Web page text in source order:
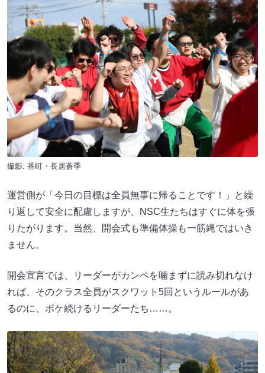
撮影: 番町・長居蒼季
運営側が「今日の目標は全員無事に帰ることです！」と繰
り返して安全に配慮しますが、NSC生たちはすぐに体を張
りたがります。当然、開会式も準備体操も一筋縄ではいき
ません。
開会宣言では、リーダーがカンペを噛まずに読み切れなけ
れば、そのクラス全員がスクワット5回というルールがあ
るのに、ボケ続けるリーダーたち……。